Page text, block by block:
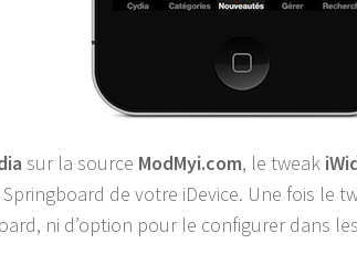
sur la source ModMyi.com, le tweak
de votre iDevice. Une fois le
ni d’option pour le configurer dans